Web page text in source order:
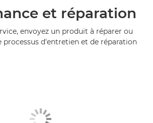
et réparation
envoyez un produit à réparer ou
processus d'entretien et de réparation